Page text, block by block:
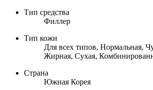
Тип средства
Филлер
Тип кожи
Для всех типов, Нормальная,
Жирная, Сухая,
Страна
Южная Корея